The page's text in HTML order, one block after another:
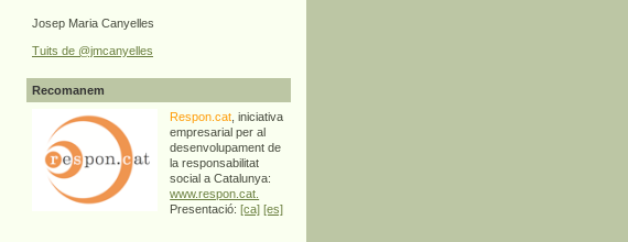
Josep Maria Canyelles
Tuits de @jmcanyelles
Recomanem
Respon.cat , iniciativa
empresarial per al
desenvolupament de
la responsabilitat
social a Catalunya:
www.respon.cat.
Presentació:[ca] [es]